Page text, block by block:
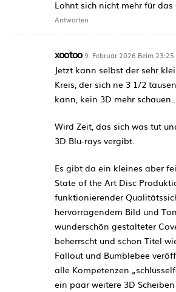
Lohnt sich nicht mehr für das
Antworten
xootoo 9. Februar 2026 Beim 23:25
Jetzt kann selbst der sehr
Kreis, der sich ne 3 1/2
kann, kein 3D mehr
Wird Zeit, das sich was tut
3D Blu-rays vergibt.
Es gibt da ein kleines aber
State of the Art Disc
funktionierender
hervorragendem Bild und
wunderschön gestalteter
beherrscht und schon Titel
Fallout und Bumblebee
alle Kompetenzen
ein paar weitere 3D